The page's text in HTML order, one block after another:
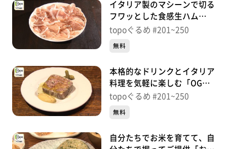
イタリア製のマシーンで切る
フワッとした食感生ハム
「osteria bambi」（青葉区
め】
topoぐるめ #201~250
無料
本格的なドリンクとイタリア
料理を気軽に楽しむ「OGGI
DOMANI」（青葉区中央）＃
topoぐるめ #201~250
無料
自分たちでお米を育てて、自